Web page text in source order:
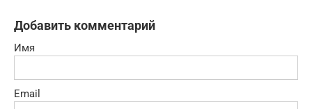
Добавить комментарий
Имя
Email